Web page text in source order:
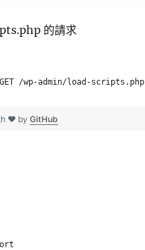
的請求
/wp-admin/load-scripts.php
❤ by GitHub